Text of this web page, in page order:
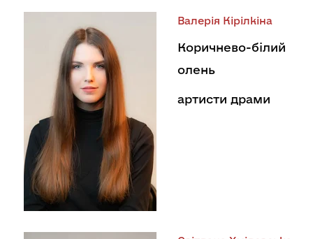
Валерія Кірілкіна
Коричнево-білий
олень
артисти драми